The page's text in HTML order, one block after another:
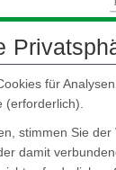
für
stimmen Sie
damit